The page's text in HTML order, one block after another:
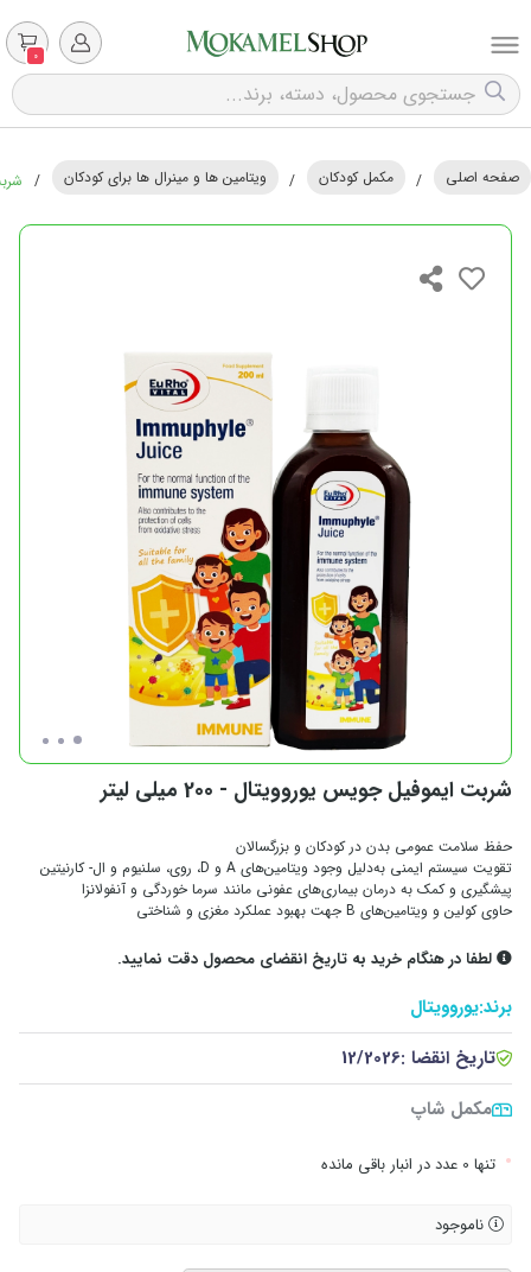
0
صفحه اصلی / مکمل کودکان / ویتامین ها و مینرال ها برای کودکان /
شربت ایموفیل جویس یوروویتال - 200 میلی لیتر
حفظ سلامت عمومی بدن در کودکان و بزرگسالان
تقویت سیستم ایمنی به‌دلیل وجود ویتامین‌های A و D، روی، سلنیوم و ال- کارنیتین
پیشگیری و کمک به درمان بیماری‌های عفونی مانند سرما خوردگی و آنفولانزا
حاوی کولین و ویتامین‌های B جهت بهبود عملکرد مغزی و شناختی
لطفا در هنگام خرید به تاریخ انقضای محصول دقت نمایید.
برند:یوروویتال
تاریخ انقضا :12/2026
مکمل شاپ
• تنها 0 عدد در انبار باقی مانده
ناموجود